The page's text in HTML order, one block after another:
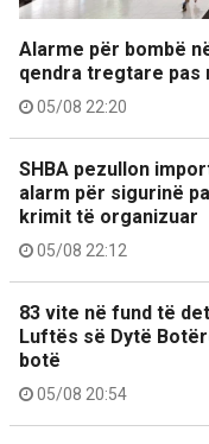
Alarme për bombë
qendra tregtare pas
05/08 22:20
SHBA pezullon
alarm për sigurinë
krimit të organizuar
05/08 22:12
83 vite në fund të
Luftës së Dytë
botë
05/08 20:54